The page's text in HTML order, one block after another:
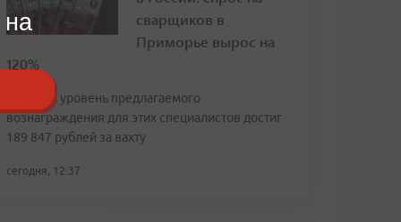
сварщиков в
Приморье вырос на
120%
Средний уровень предлагаемого
вознаграждения для этих специалистов достиг
189 847 рублей за вахту
сегодня, 12:37